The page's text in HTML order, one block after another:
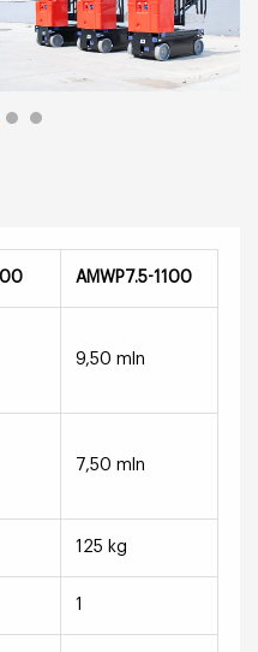
AMWP7.5-1100
9,50 mln
7,50 mln
125 kg
1